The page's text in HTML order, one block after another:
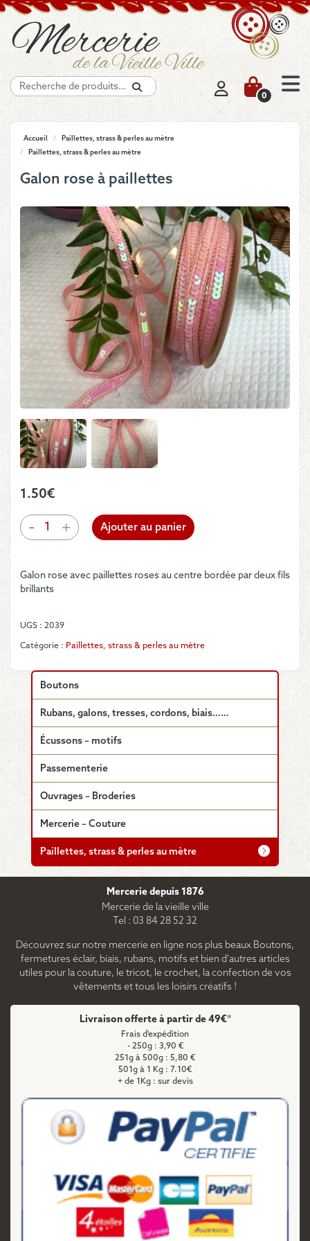
Recherche
0
Accueil /
Paillettes, strass & perles au mètre
/
Paillettes, strass & perles au mètre
Galon rose à paillettes
1.50€
-
quantité
de
à
paillettes
+ Ajouter au panier
Galon rose avec paillettes roses au centre bordée par deux fils
brillants
UGS : 2039
Catégorie : Paillettes, strass & perles au mètre
Boutons
Rubans, galons, tresses, cordons, biais……
Écussons – motifs
Passementerie
Ouvrages – Broderies
Mercerie – Couture
Paillettes, strass & perles au mètre
Mercerie depuis 1876
Mercerie de la vieille ville
Tel : 03 84 28 52 32
Découvrez sur notre mercerie en ligne nos plus beaux Boutons,
fermetures éclair, biais, rubans, motifs et bien d'autres articles
utiles pour la couture, le tricot, le crochet, la confection de vos
vêtements et tous les loisirs créatifs !
Livraison offerte à partir de 49€*
Frais d'expédition
- 250g : 3,90 €
251g à 500g : 5,80 €
501g à 1 Kg : 7.10€
+ de 1Kg : sur devis